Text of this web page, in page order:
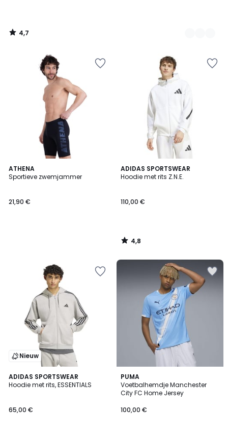
4,7
/
ATHENA
Sportieve zwemjammer
21,90 €
ADIDAS SPORTSWEAR
Hoodie met rits Z.N.E.
110,00 €
4,8
/ 5
4,8
/
Nieuw
ADIDAS SPORTSWEAR
Hoodie met rits, ESSENTIALS
65,00 €
2
Kleuren
PUMA
Voetbalhemdje Manchester
City FC Home Jersey
100,00 €